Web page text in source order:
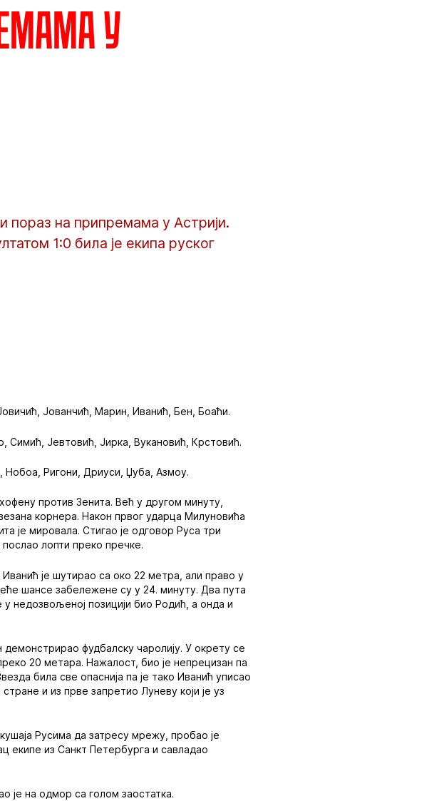
у
на припремама у Астрији.
1:0 била је екипа руског
Јованчић, Марин, Иванић, Бен, Боаћи.
Симић, Јевтовић, Јирка, Вукановић, Крстовић.
Нобоа, Ригони, Дриуси, Џуба, Азмоу.
против Зенита. Већ у другом минуту,
корнера. Након првог ударца Милуновића
је мировала. Стигао је одговор Руса три
лопти преко пречке.
је шутирао са око 22 метра, али право у
шансе забележене су у 24. минуту. Два пута
недозвољеној позицији био Родић, а онда и
фудбалску чаролију. У окрету се
20 метара. Нажалост, био је непрецизан па
била све опаснија па је тако Иванић уписао
и из прве запретио Луневу који је уз
Русима да затресу мрежу, пробао је
екипе из Санкт Петербурга и савладао
је на одмор са голом заостатка.